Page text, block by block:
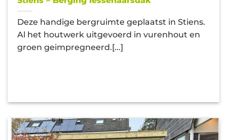
Deze handige bergruimte geplaatst in Stiens.
Al het houtwerk uitgevoerd in vurenhout en
groen geimpregneerd.[...]